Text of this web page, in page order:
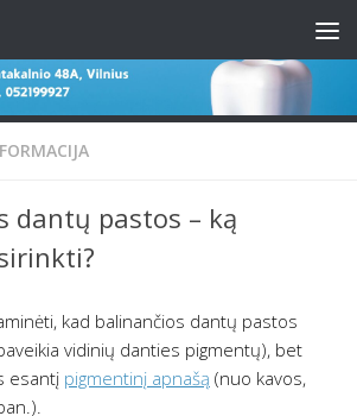
dantų pastos – ką
kad balinančios dantų pastos
vidinių danties pigmentų), bet
esantį pigmentinį apnašą (nuo kavos,